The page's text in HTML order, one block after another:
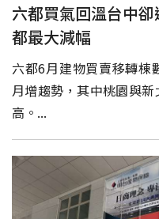
六都買氣回溫台中
都最大減幅
六都6月建物買賣移轉棟
月增趨勢，其中桃園與
高。...